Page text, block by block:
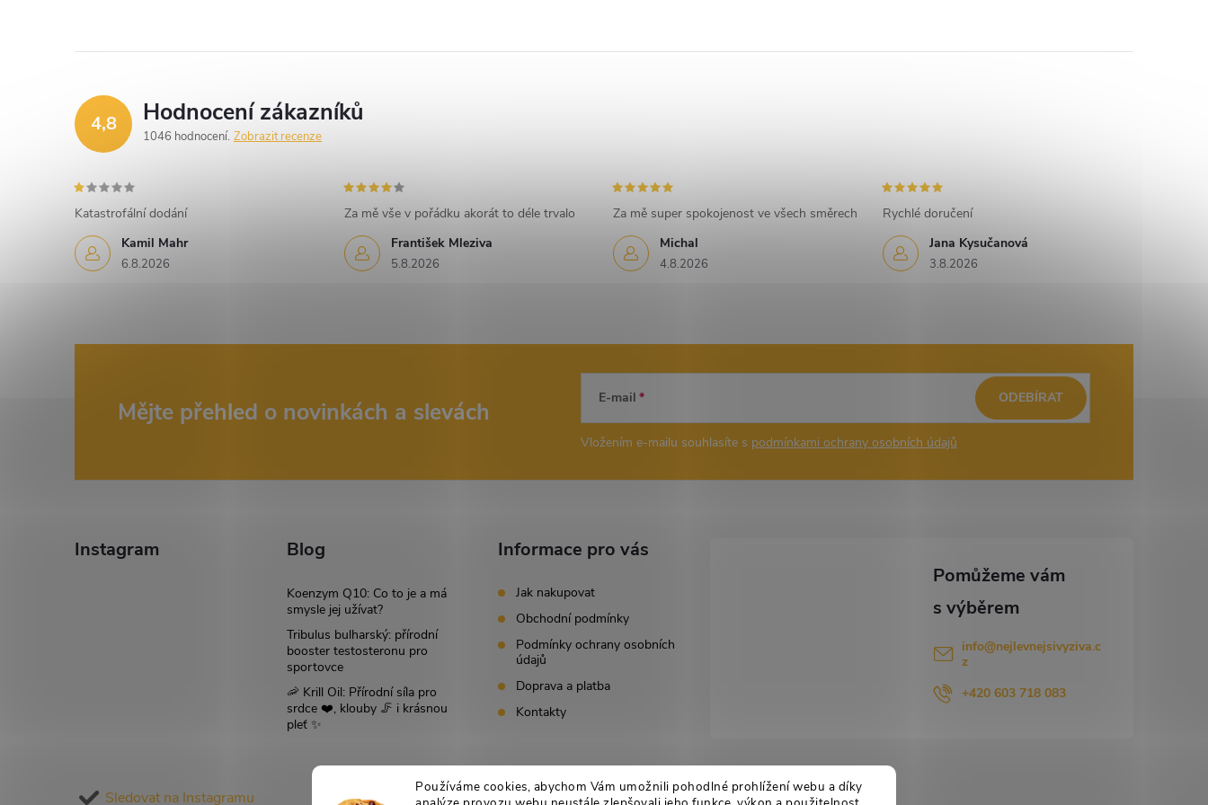
Používáme cookies, abychom Vám umožnili pohodlné prohlížení webu a díky
4,8 Hodnocení zákazníků
1046 hodnocení Zobrazit recenze
Kamil Mahr
6.8.2026
Katastrofální dodání
František Mleziva
5.8.2026
Za mě vše v pořádku akorát to déle trvalo
Michal
4.8.2026
Za mě super spokojenost ve všech směrech
Jana Kysučanová
3.8.2026
Rychlé doručení
Mějte přehled o novinkách a slevách E-mail
Vložením e-mailu souhlasíte s podmínkami ochrany osobních údajů
ODEBÍRAT
Instagram
Sledovat na Instagramu
Blog
Koenzym Q10: Co to je a má
smysle jej užívat?
Tribulus bulharský: přírodní
booster testosteronu pro
sportovce
🦐 Krill Oil: Přírodní síla pro
srdce ❤️, klouby 🦵 i krásnou
pleť ✨
Informace pro vás
Jak nakupovat
Obchodní podmínky
Podmínky ochrany osobních
údajů
Doprava a platba
Kontakty
info@nejlevnejsivyziva.c
z
+420 603 718 083